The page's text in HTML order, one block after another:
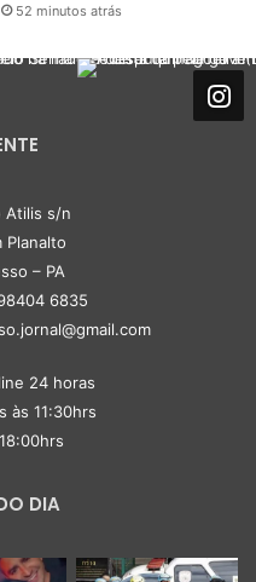
52 minutos atrás
Atilis s/n
Planalto
– PA
6835
24 horas
às 11:30hrs
DIA